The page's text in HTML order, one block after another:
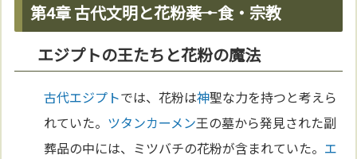
第4章 古代文明と花粉――薬・食・宗教
エジプトの王たちと花粉の魔法
古代エジプトでは、花粉は神聖な力を持つと考えら
れていた。 ツタンカーメン王の墓から発見された副
葬品の中には、ミツバチの花粉が含まれていた。 エ